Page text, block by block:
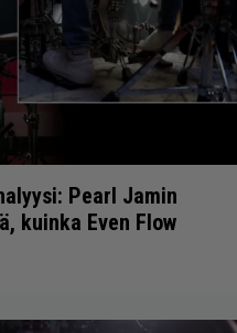
Pearl Jamin
kuinka Even Flow